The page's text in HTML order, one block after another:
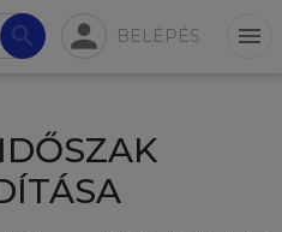
search person BELÉPÉS menu